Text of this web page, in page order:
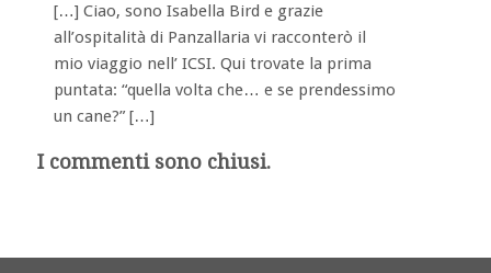
[…] Ciao, sono Isabella Bird e grazie
all’ospitalità di Panzallaria vi racconterò il
mio viaggio nell’ ICSI. Qui trovate la prima
puntata: “quella volta che… e se prendessimo
un cane?” […]
I commenti sono chiusi.